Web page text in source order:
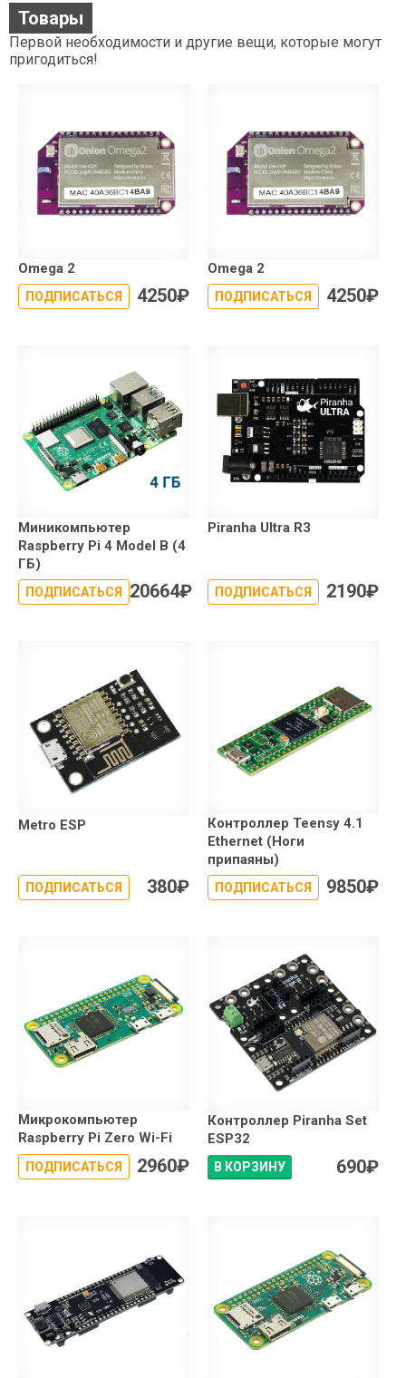
Товары
Первой необходимости и другие вещи, которые могут
пригодиться!
Omega 2
ПОДПИСАТЬСЯ 4250₽
Omega 2
ПОДПИСАТЬСЯ 4250₽
Миникомпьютер
Raspberry Pi 4 Model B (4
ГБ)
ПОДПИСАТЬСЯ 20664₽
Piranha Ultra R3
ПОДПИСАТЬСЯ 2190₽
Metro ESP
ПОДПИСАТЬСЯ 380₽
Контроллер Teensy 4.1
Ethernet (Ноги
припаяны)
ПОДПИСАТЬСЯ 9850₽
Микрокомпьютер
Raspberry Pi Zero Wi-Fi
ПОДПИСАТЬСЯ 2960₽
Контроллер Piranha Set
ESP32
В КОРЗИНУ 690₽